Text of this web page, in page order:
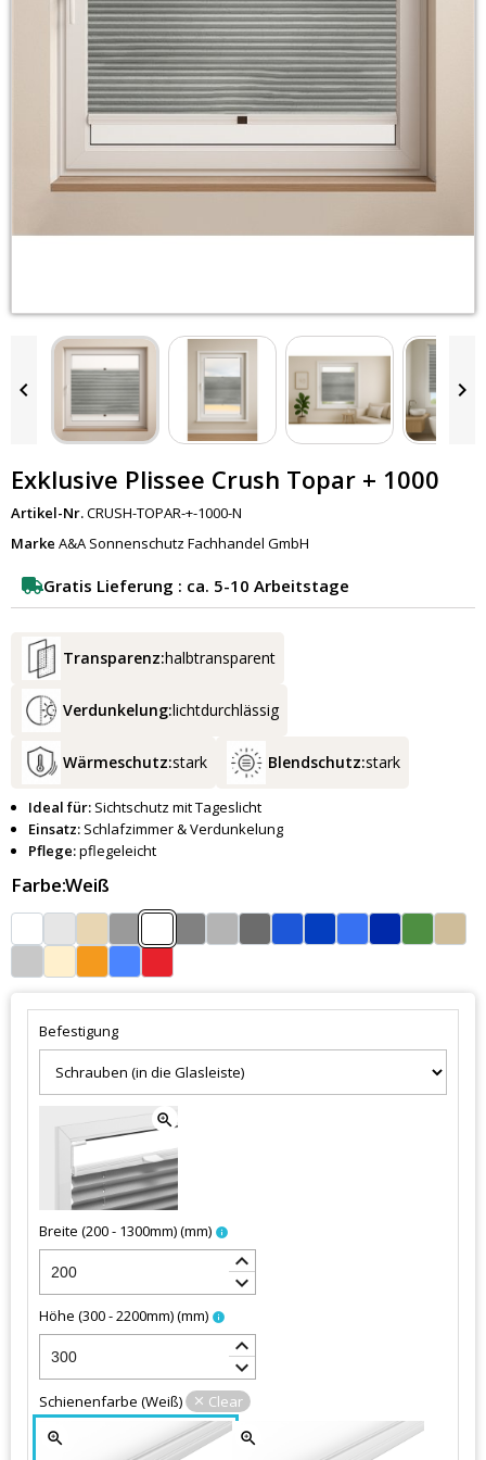
 
Exklusive Plissee Crush Topar + 1000
Artikel-Nr.CRUSH-TOPAR-+-1000-N
Marke A&A Sonnenschutz Fachhandel GmbH
Gratis Lieferung : ca. 5-10 Arbeitstage
Transparenz:halbtransparent
Verdunkelung:lichtdurchlässig
Wärmeschutz:stark Blendschutz:stark
Ideal für: Sichtschutz mit Tageslicht
Einsatz: Schlafzimmer & Verdunkelung
Pflege:pflegeleicht
Farbe:Weiß
Befestigung
zoom_in
Breite (200 - 1300mm)(mm) info
keyboard_arrow_up
keyboard_arrow_down
Höhe (300 - 2200mm)(mm) info
keyboard_arrow_up
keyboard_arrow_down
Schienenfarbe (Weiß)
Clear
zoom_in
zoom_in